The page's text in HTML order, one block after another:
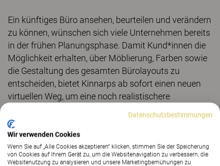
Ein künftiges Büro ansehen, beurteilen und verändern
zu können, wünschen sich viele Unternehmen bereits
in der frühen Planungsphase. Damit Kund*innen die
Möglichkeit erhalten, über Möblierung, Farben sowie
die Gestaltung des gesamten Bürolayouts zu
entscheiden, bietet Kinnarps ab sofort einen neuen
virtuellen Weg, um eine noch realistischere
gewährleisten.
Mit einer Weiterentwicklung von Augmented Reality
lässt die neue von Kinnarps eingesetzte Software die
Datenschutzbestimmungen
Wir verwenden Cookies
Wenn Sie auf „Alle Cookies akzeptieren“ klicken, stimmen Sie der Speicherung
von Cookies auf Ihrem Gerät zu, um die Websitenavigation zu verbessern, die
Websitenutzung zu analysieren und unsere Marketingbemühungen zu